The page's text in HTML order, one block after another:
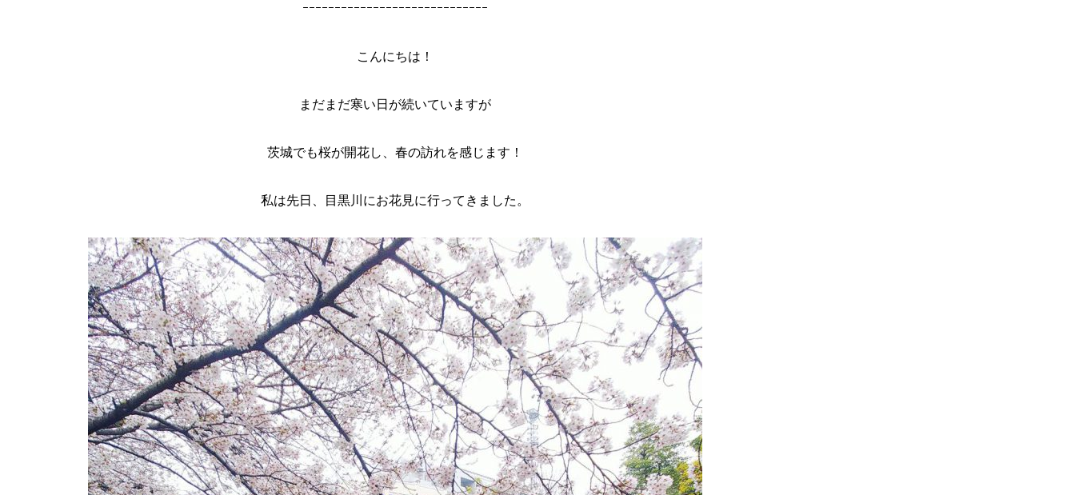
ｰｰｰｰｰｰｰｰｰｰｰｰｰｰｰｰｰｰｰｰｰｰｰｰｰｰｰｰｰ
こんにちは！
まだまだ寒い日が続いていますが
茨城でも桜が開花し、春の訪れを感じます！
私は先日、目黒川にお花見に行ってきました。